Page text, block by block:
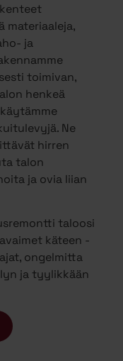
materiaaleja,
ja
toimivan,
henkeä
Ne
hirren
talon
ja ovia liian
taloosi
käteen -
ongelmitta
ja tyylikkään